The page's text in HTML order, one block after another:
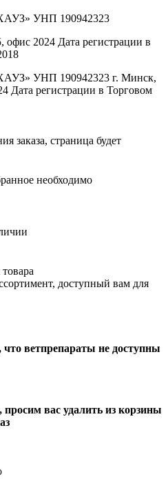
УНП 190942323
2024 Дата регистрации в
УНП 190942323 г. Минск,
Дата регистрации в Торговом
заказа, страница будет
необходимо
доступный вам для
ветпрепараты не доступны
вас удалить из корзины